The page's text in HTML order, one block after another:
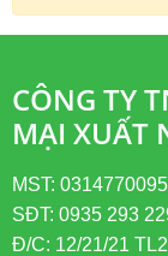
CÔNG TY
MẠI XUẤT
MST: 0314770095
SĐT: 0935 293
Đ/C: 12/21/21